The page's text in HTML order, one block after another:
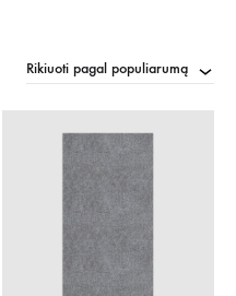
Rikiuoti pagal populiarumą